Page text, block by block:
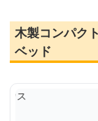
木製コンパク
ベッド